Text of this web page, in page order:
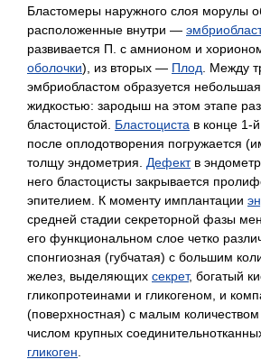
Бластомеры наружного слоя морулы
расположенные внутри — эмбриобласт
развивается П. с амнионом и
оболочки), из вторых — Плод . Между
эмбриобластом образуется
жидкостью: зародыш на этом этапе
бластоцистой. Бластоциста в конце 1-
после оплодотворения погружается
толщу эндометрия. Дефектв
него бластоцисты закрывается
эпителием. К моменту имплантации
средней стадии секреторной фазы
его функциональном слое четко
спонгиозная (губчатая) с большим
желез, выделяющих секрет, богатый
гликопротеинами и гликогеном, и
(поверхностная) с малым
числом крупных
гликоген